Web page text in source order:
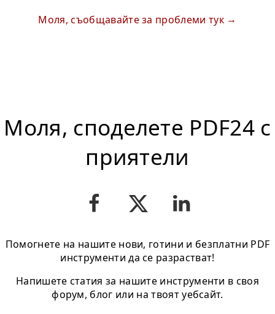
Моля, съобщавайте за проблеми тук
Моля, споделете PDF24 с
приятели
Помогнете на нашите нови, готини и безплатни PDF
инструменти да се разрастват!
Напишете статия за нашите инструменти в своя
форум, блог или на твоят уебсайт.